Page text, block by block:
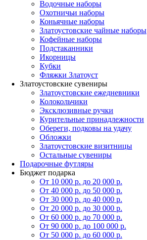
Водочные наборы
Охотничьи наборы
Коньячные наборы
Златоустовские чайные наборы
Кофейные наборы
Подстаканники
Икорницы
Кубки
Фляжки Златоуст
Златоустовские сувениры
Златоустовские ежедневники
Колокольчики
Эксклюзивные ручки
Курительные принадлежности
Обереги, подковы на удачу
Обложки
Златоустовские визитницы
Остальные сувениры
Подарочные футляры
Бюджет подарка
От 10 000 р. до 20 000 р.
От 40 000 р. до 50 000 р.
От 30 000 р. до 40 000 р.
От 20 000 р. до 30 000 р.
От 60 000 р. до 70 000 р.
От 90 000 р. до 100 000 р.
От 50 000 р. до 60 000 р.